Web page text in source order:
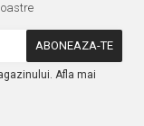
Afla mai